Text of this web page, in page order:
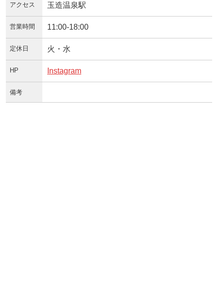
アクセス 玉造温泉駅
営業時間 11:00-18:00
定休日 火・水
HP Instagram
備考